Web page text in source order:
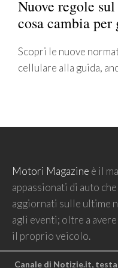
Nuove regole
cosa cambia
Scopri le nuove
cellulare alla guida,
Motori Magazine è il
appassionati di auto
aggiornati sulle ultime
agli eventi; oltre a
il proprio veicolo.
Canale di Notizie.it,